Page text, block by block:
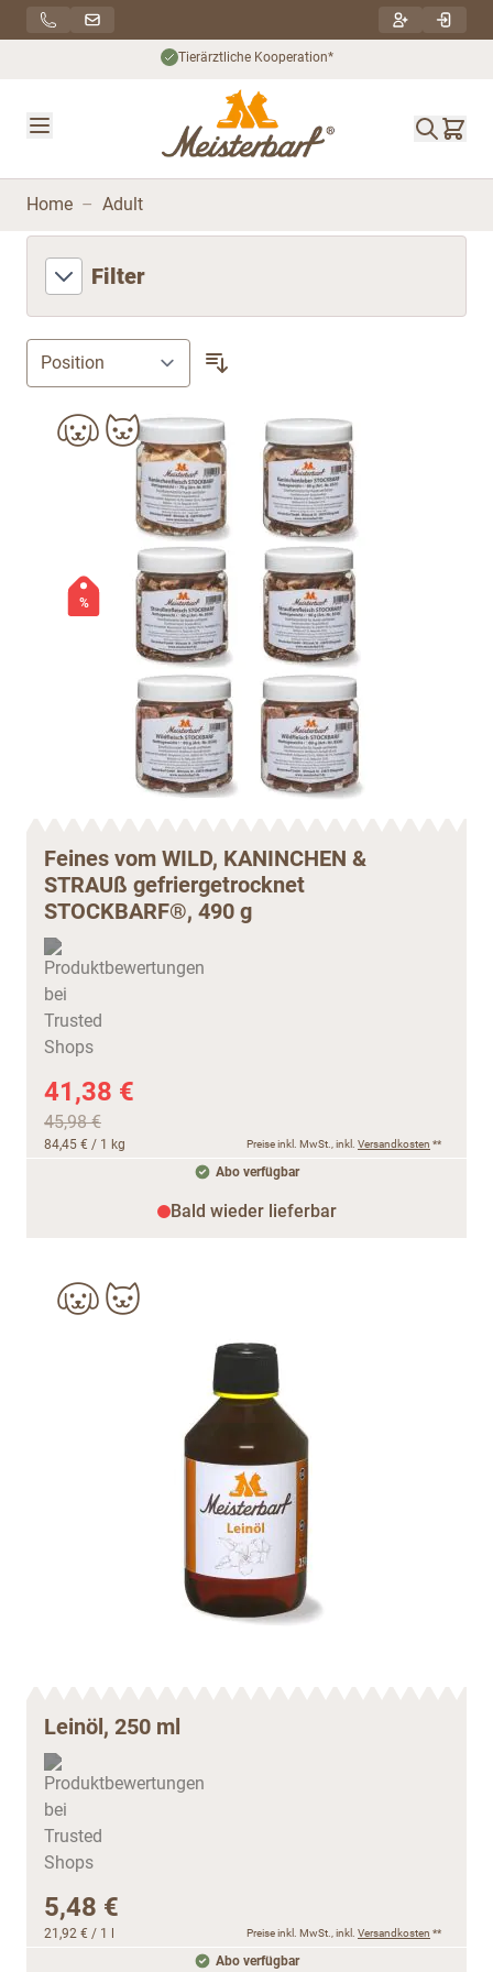
Direkt zum Inhalt
Tierärztliche Kooperation*
Home – Adult
Filter
%
Feines vom WILD, KANINCHEN &
STRAUß gefriergetrocknet
STOCKBARF®, 490 g
41,38 €
45,98 €
84,45 € / 1 kg Preise inkl. MwSt., inkl. Versandkosten **
Abo verfügbar
Bald wieder lieferbar
Leinöl, 250 ml
5,48 €
21,92 € / 1 l Preise inkl. MwSt., inkl. Versandkosten **
Abo verfügbar